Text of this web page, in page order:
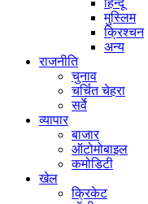
हिन्दू
मुस्लिम
क्रिश्चन
अन्य
राजनीति
चुनाव
चर्चित चेहरा
सर्वे
व्यापार
बाजार
ऑटोमोबाइल
कमोडिटी
खेल
क्रिकेट